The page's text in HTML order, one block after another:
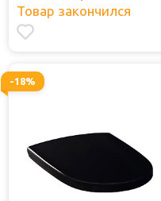
Товар закончился
-18%